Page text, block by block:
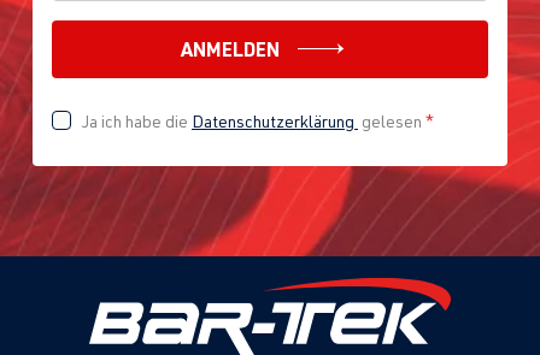
ANMELDEN
Ja ich habe die Datenschutzerklärung gelesen *